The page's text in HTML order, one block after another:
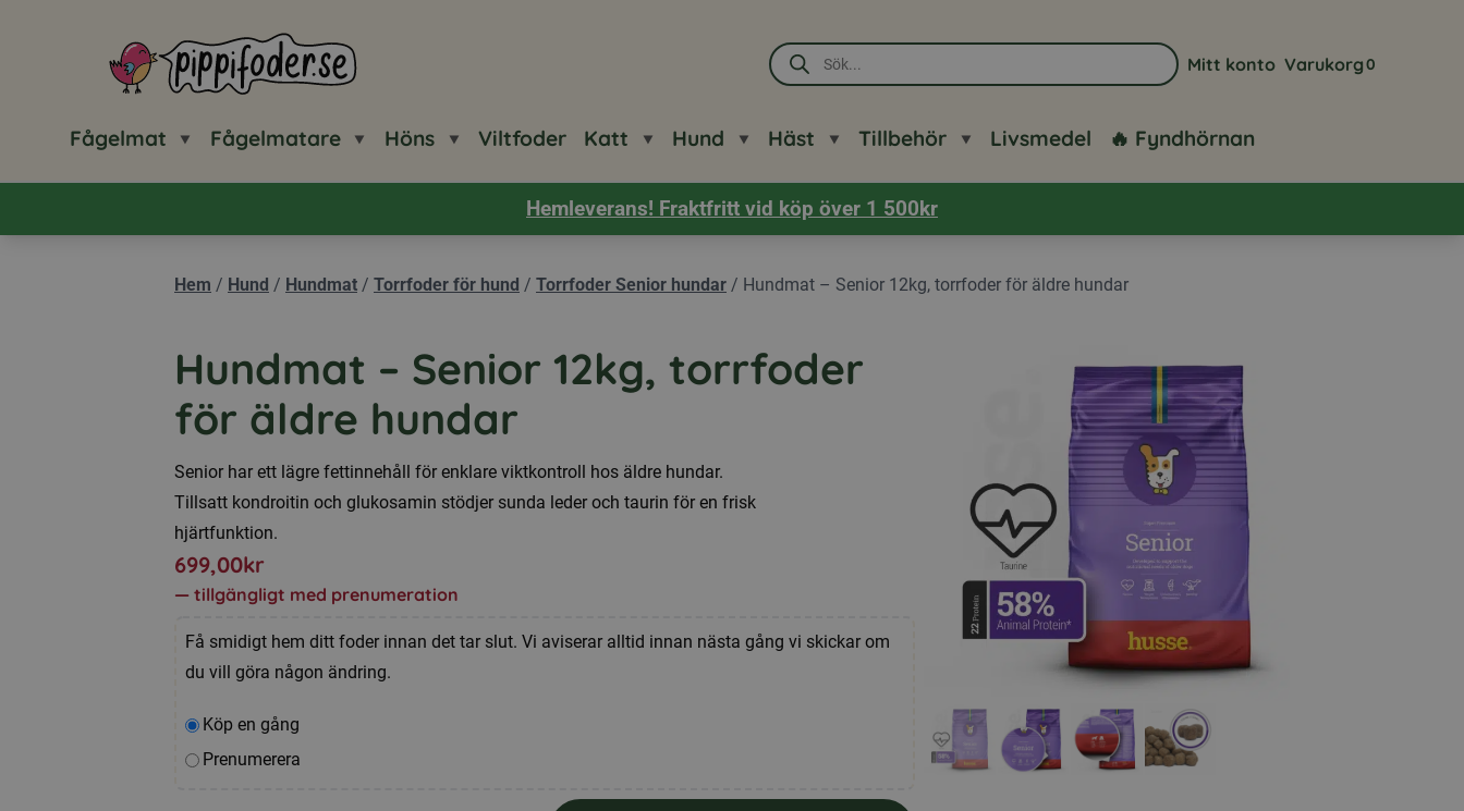
Pippifoder logotyp
Produktsökning
Gå till sidan för mitt konto
Mitt konto
Visa din
Varukorg0
Fågelmat Fågelmatare Höns Viltfoder Katt Hund Häst Tillbehör Livsmedel 🔥 Fyndhörnan
Hemleverans! Fraktfritt vid köp över 1 500kr
Hem / Hund / Hundmat / Torrfoder för hund / Torrfoder Senior hundar / Hundmat – Senior 12kg, torrfoder för äldre hundar
Hundmat – Senior 12kg, torrfoder
för äldre hundar
Senior har ett lägre fettinnehåll för enklare viktkontroll hos äldre hundar.
Tillsatt kondroitin och glukosamin stödjer sunda leder och taurin för en frisk
hjärtfunktion.
699,00kr
— tillgängligt med prenumeration
Få smidigt hem ditt foder innan det tar slut. Vi aviserar alltid innan nästa gång vi skickar om
du vill göra någon ändring.
Välj
typ
Köp en gång
Prenumerera